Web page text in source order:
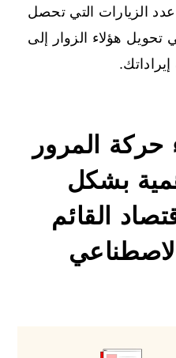
الزيارات التي تحصل
هؤلاء الزوار إلى
حركة المرور
بشكل
القائم